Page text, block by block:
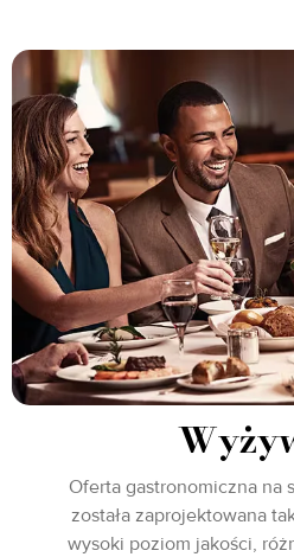
Oferta gastronomiczna na
została zaprojektowana
wysoki poziom jakości,